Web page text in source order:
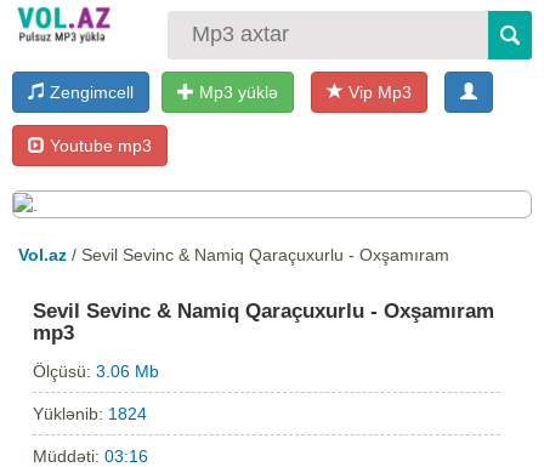
Zengimcell Mp3 yüklə Vip Mp3
Youtube mp3
Vol.az / Sevil Sevinc & Namiq Qaraçuxurlu - Oxşamıram
Sevil Sevinc & Namiq Qaraçuxurlu - Oxşamıram
mp3
Ölçüsü:3.06 Mb
Yüklənib: 1824
Müddəti:03:16